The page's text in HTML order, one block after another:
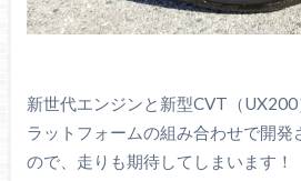
新世代エンジンと新型CVT（
ラットフォームの組み合わせで開発
ので、走りも期待してしまいます！